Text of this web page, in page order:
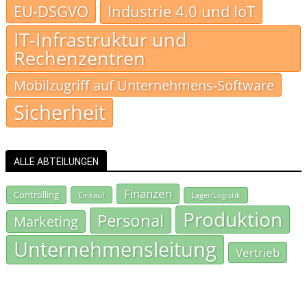
EU-DSGVO Industrie 4.0 und IoT
IT-Infrastruktur und
Rechenzentren
Mobilzugriff auf Unternehmens-Software
Sicherheit
ALLE ABTEILUNGEN
Controlling Einkauf Finanzen Lager/Logistik
Marketing Personal Produktion
Unternehmensleitung Vertrieb